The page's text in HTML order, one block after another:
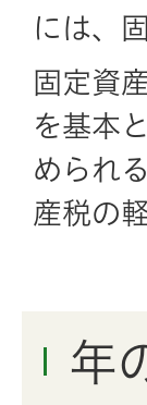
には、
固定資
を基本
められ
産税の
年